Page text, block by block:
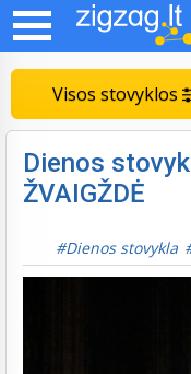
Visos stovyklos
Dienos
ŽVAIGŽDĖ
Dienos stovykla